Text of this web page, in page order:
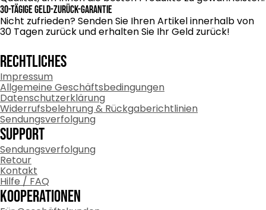
sichergestellt, dass dein Armsleeve weder zu eng noch
zu locker sitzt.
30-tägige Geld-zurück-Garantie
Nicht zufrieden? Senden Sie Ihren Artikel innerhalb von
30 Tagen zurück und erhalten Sie Ihr Geld zurück!
RECHTLICHES
Impressum
Allgemeine Geschäftsbedingungen
Datenschutzerklärung
Widerrufsbelehrung & Rückgaberichtlinien
Sendungsverfolgung
Support
Sendungsverfolgung
Retour
Kontakt
Hilfe / FAQ
Kooperationen